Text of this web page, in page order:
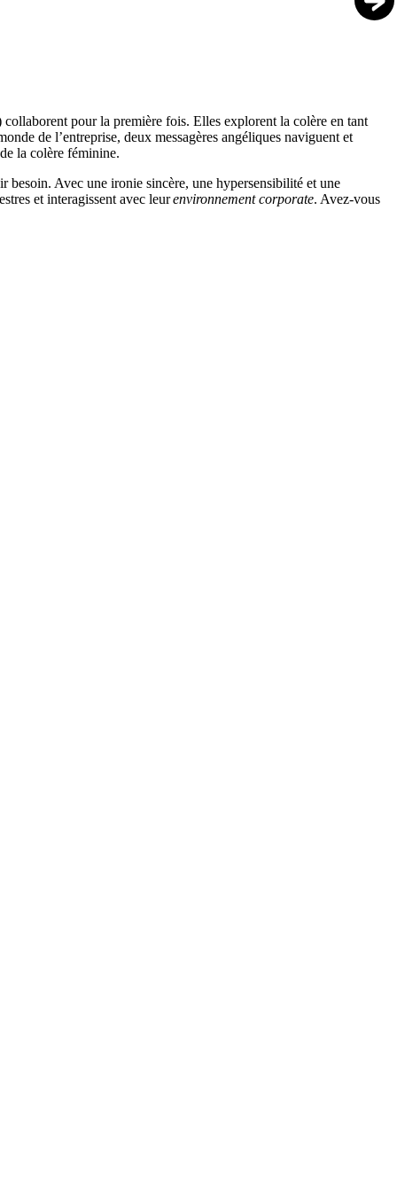
pour la première fois. Elles explorent la colère en tant
de l’entreprise, deux messagères angéliques naviguent et
la colère féminine.
besoin. Avec une ironie sincère, une hypersensibilité et une
et interagissent avec leurenvironnement corporate. Avez-vous